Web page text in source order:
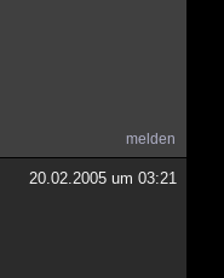
melden
20.02.2005 um 03:21